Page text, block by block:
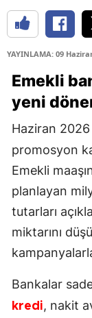
YAYINLAMA: 09
Emekli
yeni
Haziran 2026
promosyon
Emekli
planlayan
tutarları
miktarını
Bankalar
kredi, nakit